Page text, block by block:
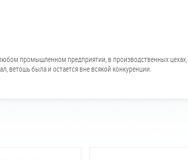
промышленном предприятии, в производственных
ветошь была и остается вне всякой конкуренции.